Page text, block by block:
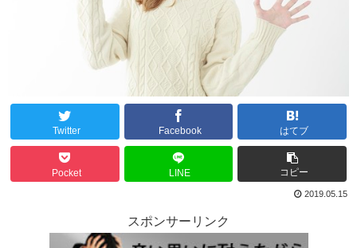
Twitter Facebook はてブ
Pocket LINE コピー
2019.05.15
スポンサーリンク